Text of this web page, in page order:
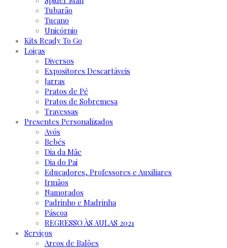
Tubarão
Tucano
Unicórnio
Kits Ready To Go
Loiças
Diversos
Expositores Descartáveis
Jarras
Pratos de Pé
Pratos de Sobremesa
Travessas
Presentes Personalizados
Avós
Bebés
Dia da Mãe
Dia do Pai
Educadores, Professores e Auxiliares
Irmãos
Namorados
Padrinho e Madrinha
Páscoa
REGRESSO ÀS AULAS 2021
Serviços
Arcos de Balões